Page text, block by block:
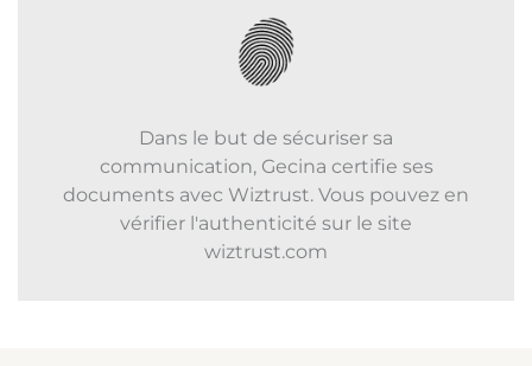
Dans le but de sécuriser sa
communication, Gecina certifie ses
documents avec Wiztrust. Vous pouvez en
vérifier l'authenticité sur le site
wiztrust.com